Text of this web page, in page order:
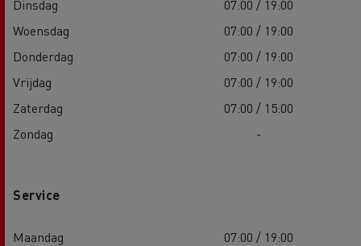
Dinsdag
07:00 / 19:00
Woensdag
07:00 / 19:00
Donderdag
07:00 / 19:00
Vrijdag
07:00 / 19:00
Zaterdag
07:00 / 15:00
Zondag
-
Service
Maandag
07:00 / 19:00